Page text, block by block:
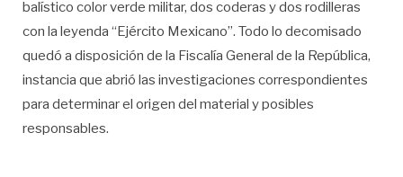
balístico color verde militar, dos coderas y dos rodilleras
con la leyenda “Ejército Mexicano”. Todo lo decomisado
quedó a disposición de la Fiscalía General de la República,
instancia que abrió las investigaciones correspondientes
para determinar el origen del material y posibles
responsables.